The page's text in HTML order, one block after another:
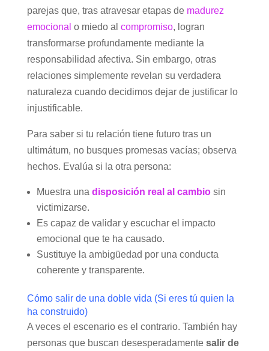
parejas que, tras atravesar etapas de madurez
emocional o miedo al compromiso, logran
transformarse profundamente mediante la
responsabilidad afectiva. Sin embargo, otras
relaciones simplemente revelan su verdadera
naturaleza cuando decidimos dejar de justificar lo
injustificable.
Para saber si tu relación tiene futuro tras un
ultimátum, no busques promesas vacías; observa
hechos. Evalúa si la otra persona:
Muestra una disposición real al cambiosin
victimizarse.
Es capaz de validar y escuchar el impacto
emocional que te ha causado.
Sustituye la ambigüedad por una conducta
coherente y transparente.
Cómo salir de una doble vida (Si eres tú quien la
ha construido)
A veces el escenario es el contrario. También hay
personas que buscan desesperadamente salir de